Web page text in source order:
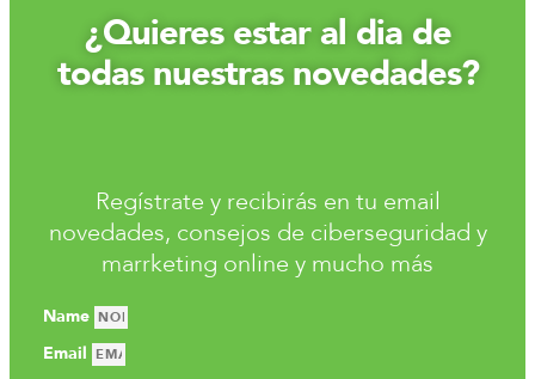
¿Quieres estar al dia de
todas nuestras novedades?
Regístrate y recibirás en tu email
novedades, consejos de ciberseguridad y
marrketing online y mucho más
Name
Email